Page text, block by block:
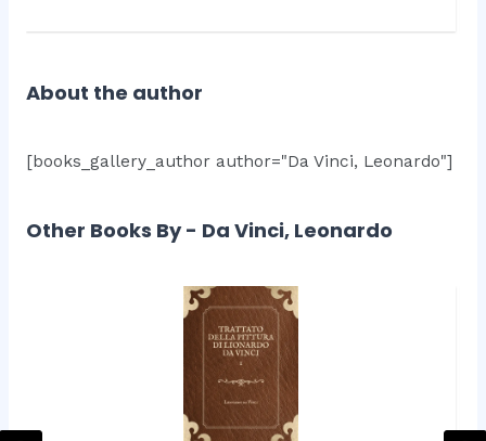
About the author
[books_gallery_author author="Da Vinci, Leonardo"]
Other Books By - Da Vinci, Leonardo